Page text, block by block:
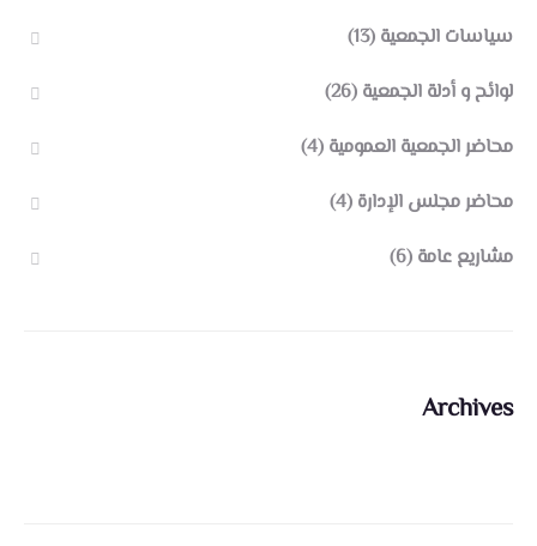
سياسات الجمعية (13)
لوائح و أدلة الجمعية (26)
محاضر الجمعية العمومية (4)
محاضر مجلس الإدارة (4)
مشاريع عامة (6)
Archives